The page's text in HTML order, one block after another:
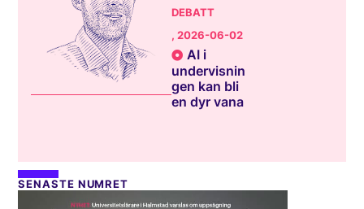
DEBATT
, 2026-06-02
AI i
undervisnin
gen kan bli
en dyr vana
SENASTE NUMRET